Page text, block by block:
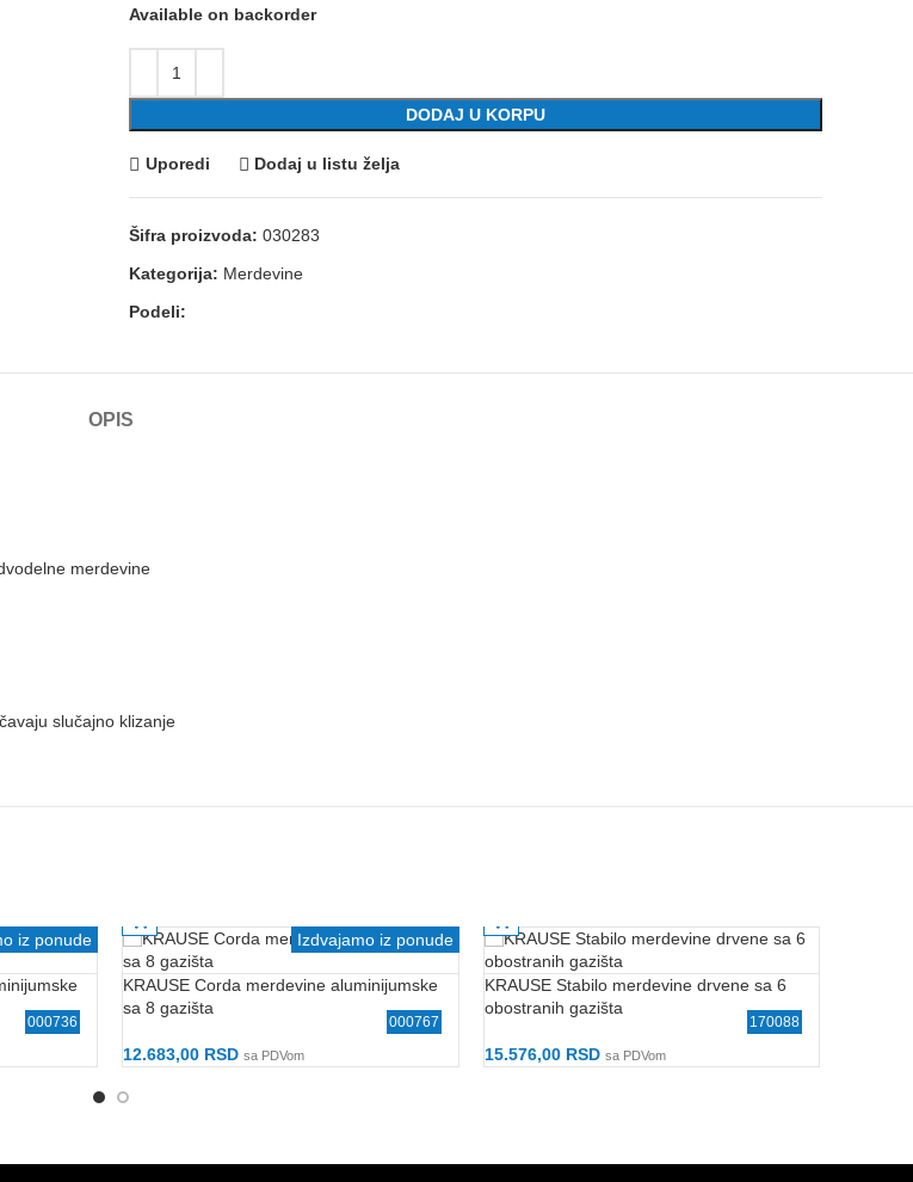
Available on backorder
DODAJ U KORPU
Uporedi Dodaj u listu želja
Šifra proizvoda: 030283
Kategorija: Merdevine
Podeli:
OPIS
merdevine
slučajno klizanje
iz ponude
000736
Izdvajamo iz ponude
KRAUSE Corda merdevine aluminijumske
sa 8 gazišta
12.683,00 RSD sa PDVom
000767
KRAUSE Stabilo merdevine drvene sa 6
obostranih gazišta
15.576,00 RSD sa PDVom
170088